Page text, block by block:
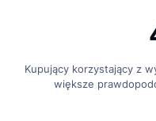
Kupujący korzystający z
większe